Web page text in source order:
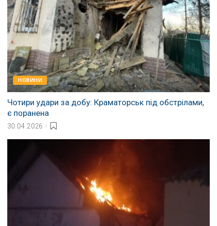
НОВИНИ
Чотири удари за добу: Краматорськ під обстрілами,
є поранена
30.04.2026